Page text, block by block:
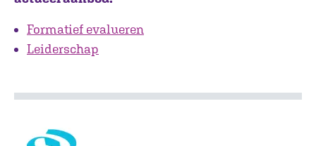
Formatief evalueren
Leiderschap